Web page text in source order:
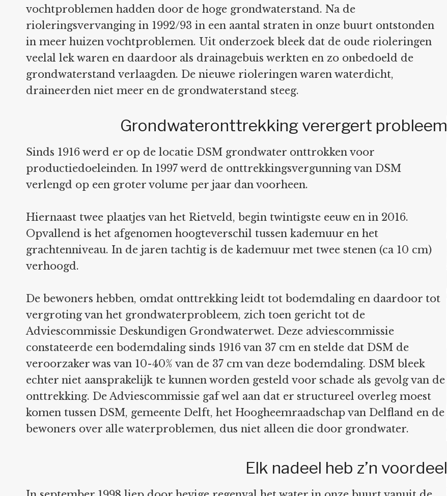
vochtproblemen hadden door de hoge grondwaterstand. Na de
rioleringsvervanging in 1992/93 in een aantal straten in onze buurt ontstonden
in meer huizen vochtproblemen. Uit onderzoek bleek dat de oude rioleringen
veelal lek waren en daardoor als drainagebuis werkten en zo onbedoeld de
grondwaterstand verlaagden. De nieuwe rioleringen waren waterdicht,
draineerden niet meer en de grondwaterstand steeg.
Grondwateronttrekking verergert probleem
Sinds 1916 werd er op de locatie DSM grondwater onttrokken voor
productiedoeleinden. In 1997 werd de onttrekkingsvergunning van DSM
verlengd op een groter volume per jaar dan voorheen.
Hiernaast twee plaatjes van het Rietveld, begin twintigste eeuw en in 2016.
Opvallend is het afgenomen hoogteverschil tussen kademuur en het
grachtenniveau. In de jaren tachtig is de kademuur met twee stenen (ca 10 cm)
verhoogd.
De bewoners hebben, omdat onttrekking leidt tot bodemdaling en daardoor tot
vergroting van het grondwaterprobleem, zich toen gericht tot de
Adviescommissie Deskundigen Grondwaterwet. Deze adviescommissie
constateerde een bodemdaling sinds 1916 van 37 cm en stelde dat DSM de
veroorzaker was van 10-40% van de 37 cm van deze bodemdaling. DSM bleek
echter niet aansprakelijk te kunnen worden gesteld voor schade als gevolg van de
onttrekking. De Adviescommissie gaf wel aan dat er structureel overleg moest
komen tussen DSM, gemeente Delft, het Hoogheemraadschap van Delfland en de
bewoners over alle waterproblemen, dus niet alleen die door grondwater.
Elk nadeel heb z’n voordeel